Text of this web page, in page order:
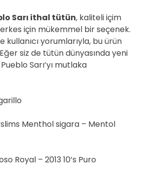
Sarı ithal tütün, kaliteli içim
için mükemmel bir seçenek.
kullanıcı yorumlarıyla, bu ürün
siz de tütün dünyasında yeni
Sarı’yı mutlaka
Menthol sigara – Mentol
Royal – 2013 10’s Puro